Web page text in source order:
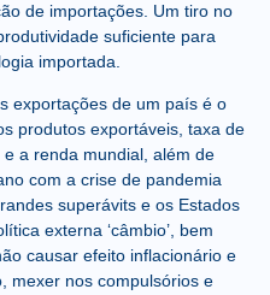
de importações. Um tiro no
suficiente para
importada.
exportações de um país é o
produtos exportáveis, taxa de
a renda mundial, além de
com a crise de pandemia
superávits e os Estados
externa ‘câmbio’, bem
causar efeito inflacionário e
mexer nos compulsórios e